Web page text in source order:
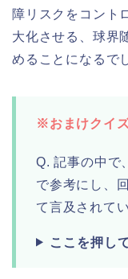
障リスクをコント
大化させる、球界
めることになるで
※おまけクイ
Q. 記事の中で
で参考にし、
て言及されて
ここを押し